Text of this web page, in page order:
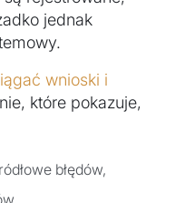
jednak
wnioski i
które pokazuje,
błędów,